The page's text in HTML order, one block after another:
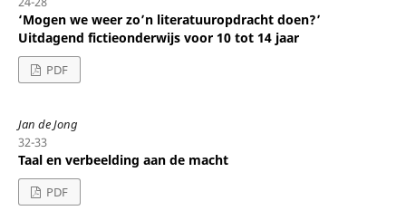
‘Mogen we weer zo’n literatuuropdracht doen?’
Uitdagend fictieonderwijs voor 10 tot 14 jaar
PDF
Jan de Jong
32-33
Taal en verbeelding aan de macht
PDF